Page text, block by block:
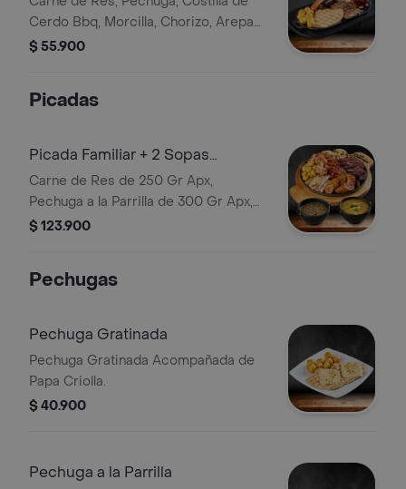
Cerdo Bbq, Morcilla, Chorizo, Arepa
de Queso, Papa Criolla, Guacamole
$ 55.900
Picadas
Picada Familiar + 2 Sopas
Personales
Carne de Res de 250 Gr Apx,
Pechuga a la Parrilla de 300 Gr Apx,
Costilla BBQ 80 Gr Apx , Chicharrón
Escoja Dos Sopas Personales de
$ 123.900
Pechugas
Pechuga Gratinada
Pechuga Gratinada Acompañada de
Papa Criolla.
$ 40.900
Pechuga a la Parrilla